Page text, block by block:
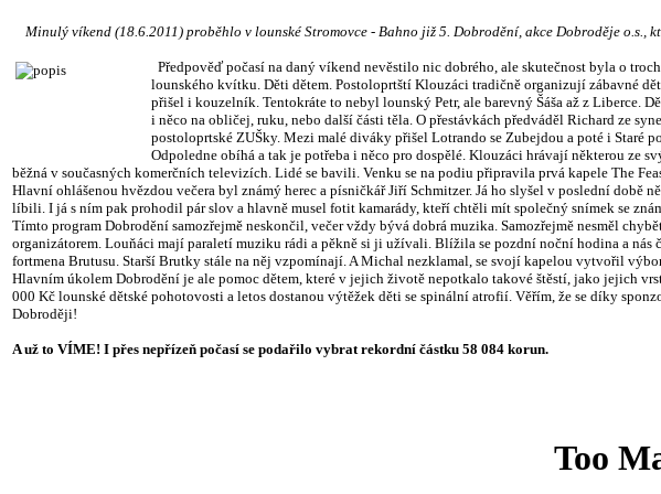
Minulý víkend (18.6.2011) proběhlo v lounské Stromovce - Bahno již 5. Dobrodění, akce Dobroděje
Předpověď počasí na daný víkend nevěstilo nic dobrého, ale skutečnost byla o
lounského kvítku. Děti dětem. Postoloprtští Klouzáci tradičně organizují zábavné
přišel i kouzelník. Tentokráte to nebyl lounský Petr, ale barevný Šáša až z Liberce.
i něco na obličej, ruku, nebo další části těla. O přestávkách předváděl Richard ze
postoloprtské ZUŠky. Mezi malé diváky přišel Lotrando se Zubejdou a poté i Staré
Odpoledne obíhá a tak je potřeba i něco pro dospělé. Klouzáci hrávají některou ze
běžná v současných komerčních televizích. Lidé se bavili. Venku se na podiu připravila prvá kapele The
Hlavní ohlášenou hvězdou večera byl známý herec a písničkář Jiří Schmitzer. Já ho slyšel v poslední
líbili. I já s ním pak prohodil pár slov a hlavně musel fotit kamarády, kteří chtěli mít společný snímek se
Tímto program Dobrodění samozřejmě neskončil, večer vždy bývá dobrá muzika. Samozřejmě nesměl
organizátorem. Louňáci mají paraletí muziku rádi a pěkně si ji užívali. Blížila se pozdní noční hodina a nás
fortmena Brutusu. Starší Brutky stále na něj vzpomínají. A Michal nezklamal, se svojí kapelou vytvořil
Hlavním úkolem Dobrodění je ale pomoc dětem, které v jejich životě nepotkalo takové štěstí, jako jejich
000 Kč lounské dětské pohotovosti a letos dostanou výtěžek děti se spinální atrofií. Věřím, že se díky
Dobroději!
A už to VÍME! I přes nepřízeň počasí se podařilo vybrat rekordní částku 58 084 korun.